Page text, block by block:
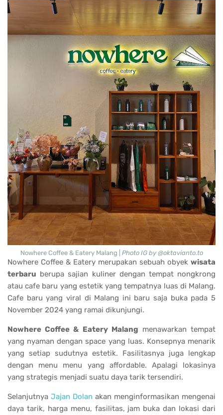
Nowhere Coffee & Eatery Malang | Photo IG by @oktavianto.to
Nowhere Coffee & Eatery merupakan sebuah obyek wisata
terbaru berupa sajian kuliner dengan tempat nongkrong
atau cafe baru yang estetik yang tempatnya luas di Malang.
Cafe baru yang viral di Malang ini baru saja buka pada 5
November 2024 yang ramai dikunjungi.
Nowhere Coffee & Eatery Malang menawarkan tempat
yang nyaman dengan space yang luas. Konsepnya menarik
yang setiap sudutnya estetik. Fasilitasnya juga lengkap
dengan menu menu yang affordable. Apalagi lokasinya
yang strategis menjadi suatu daya tarik tersendiri.
Selanjutnya Jajan Dolan akan menginformasikan mengenai
daya tarik, harga menu, fasilitas, jam buka dan lokasi dari